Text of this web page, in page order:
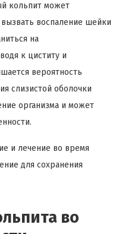
кольпит может
воспаление шейки
на
к циститу и
вероятность
слизистой оболочки
организма и может
и лечение во время
для сохранения
во